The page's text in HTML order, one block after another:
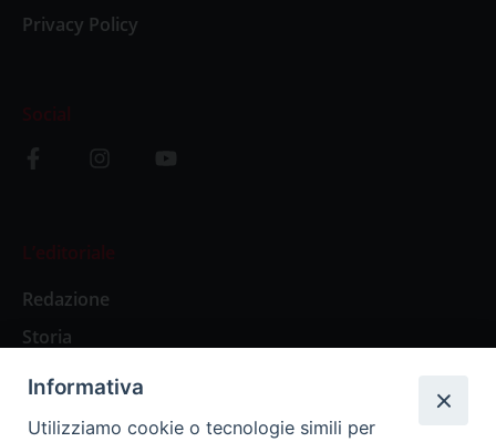
Privacy Policy
Social
L’editoriale
Redazione
Storia
Abbonamenti
Informativa
Utilizziamo cookie o tecnologie simili per